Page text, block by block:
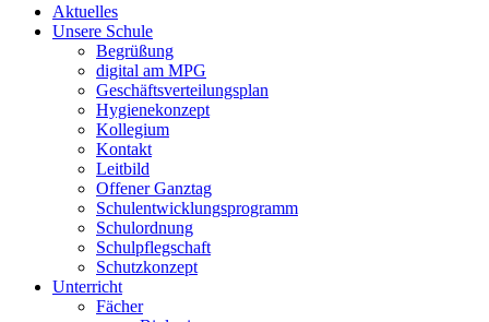
Aktuelles
Unsere Schule
Begrüßung
digital am MPG
Geschäftsverteilungsplan
Hygienekonzept
Kollegium
Kontakt
Leitbild
Offener Ganztag
Schulentwicklungsprogramm
Schulordnung
Schulpflegschaft
Schutzkonzept
Unterricht
Fächer